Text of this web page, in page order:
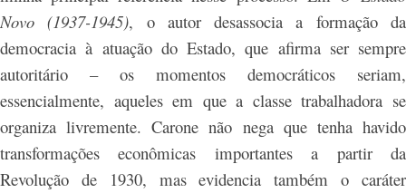
Novo (1937-1945), o autor desassocia a formação da
democracia à atuação do Estado, que afirma ser sempre
autoritário – os momentos democráticos seriam,
essencialmente, aqueles em que a classe trabalhadora se
organiza livremente. Carone não nega que tenha havido
transformações econômicas importantes a partir da
Revolução de 1930, mas evidencia também o caráter